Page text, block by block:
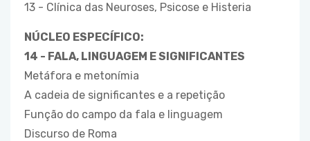
13 - Clínica das Neuroses, Psicose e Histeria
NÚCLEO ESPECÍFICO:
14 - FALA, LINGUAGEM E SIGNIFICANTES
Metáfora e metonímia
A cadeia de significantes e a repetição
Função do campo da fala e linguagem
Discurso de Roma